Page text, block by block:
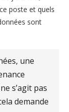
poste et quels
sont
une
s’agit pas
demande